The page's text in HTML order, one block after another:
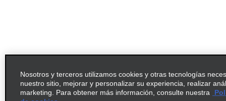
Nosotros y terceros utilizamos cookies y otras tecnologías
nuestro sitio, mejorar y personalizar su experiencia, realizar
marketing. Para obtener más información, consulte nuestra